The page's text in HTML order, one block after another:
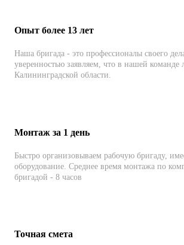
Опыт более 13 лет
Наша бригада - это профессионалы своего
уверенностью заявляем, что в нашей
Калининградской области.
Монтаж за 1 день
Быстро организовываем рабочую бригаду,
оборудование. Среднее время монтажа по
бригадой - 8 часов
Точная смета